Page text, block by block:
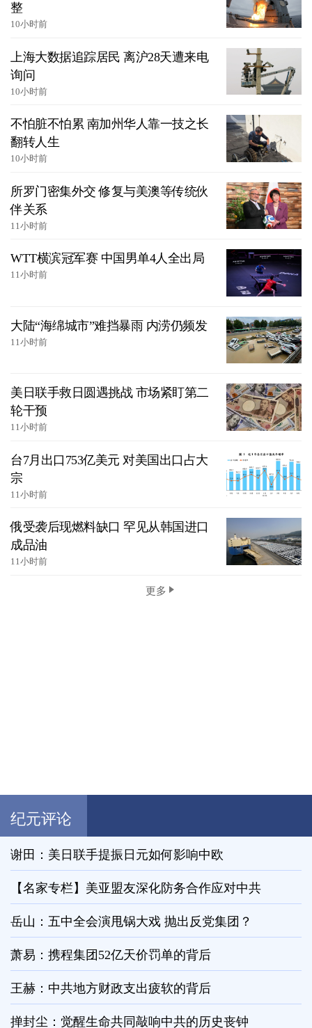
整
10小时前
上海大数据追踪居民 离沪28天遭来电
询问
10小时前
不怕脏不怕累 南加州华人靠一技之长
翻转人生
10小时前
所罗门密集外交 修复与美澳等传统伙
伴关系
11小时前
WTT横滨冠军赛 中国男单4人全出局
11小时前
大陆“海绵城市”难挡暴雨 内涝仍频发
11小时前
美日联手救日圆遇挑战 市场紧盯第二
轮干预
11小时前
台7月出口753亿美元 对美国出口占大
宗
11小时前
俄受袭后现燃料缺口 罕见从韩国进口
成品油
11小时前
更多
纪元评论
谢田：美日联手提振日元如何影响中欧
【名家专栏】美亚盟友深化防务合作应对中共
岳山：五中全会演甩锅大戏 抛出反党集团？
萧易：携程集团52亿天价罚单的背后
王赫：中共地方财政支出疲软的背后
掸封尘：觉醒生命共同敲响中共的历史丧钟